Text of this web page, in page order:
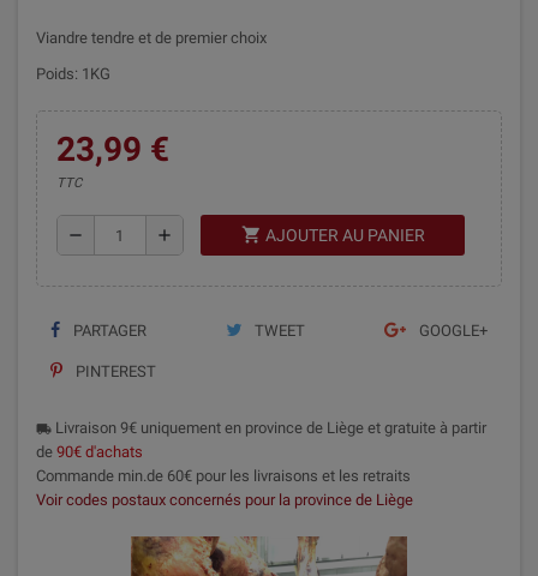
Viandre tendre et de premier choix
Poids: 1KG
23,99 €
TTC
remove add shopping_cart AJOUTER AU PANIER
PARTAGER TWEET GOOGLE+
PINTEREST
local_shipping Livraison 9€ uniquement en province de Liège et gratuite à partir
de 90€ d'achats
Commande min.de 60€ pour les livraisons et les retraits
Voir codes postaux concernés pour la province de Liège